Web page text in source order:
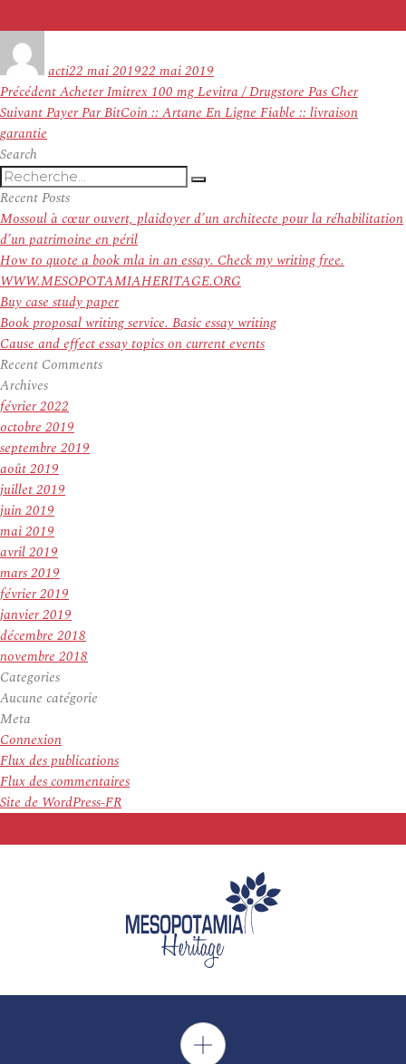
actile
22 mai 201922 mai 2019
Navigation
de
l’article
PrécédentArticle
précédent :
Acheter Imitrex 100 mg Levitra / Drugstore Pas Cher
SuivantArticle
suivant :
Payer Par BitCoin :: Artane En Ligne Fiable :: livraison
garantie
Search
Recherche
pour
:
Recherche
Recent Posts
Mossoul à cœur ouvert, plaidoyer d’un architecte pour la réhabilitation
d’un patrimoine en péril
How to quote a book mla in an essay. Check my writing free.
WWW.MESOPOTAMIAHERITAGE.ORG
Buy case study paper
Book proposal writing service. Basic essay writing
Cause and effect essay topics on current events
Recent Comments
Archives
février 2022
octobre 2019
septembre 2019
août 2019
juillet 2019
juin 2019
mai 2019
avril 2019
mars 2019
février 2019
janvier 2019
décembre 2018
novembre 2018
Categories
Aucune catégorie
Meta
Connexion
Flux des publications
Flux des commentaires
Site de WordPress-FR